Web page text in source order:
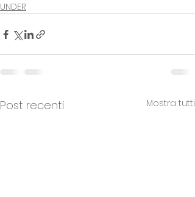
UNDER
Post recenti Mostra tutti